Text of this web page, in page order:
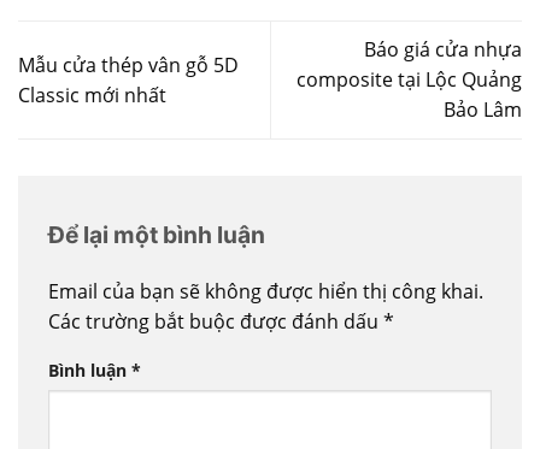
Mẫu cửa thép vân gỗ 5D
Classic mới nhất
Báo giá cửa nhựa
composite tại Lộc Quảng
Bảo Lâm
Để lại một bình luận
Email của bạn sẽ không được hiển thị công khai.
Các trường bắt buộc được đánh dấu *
Bình luận *